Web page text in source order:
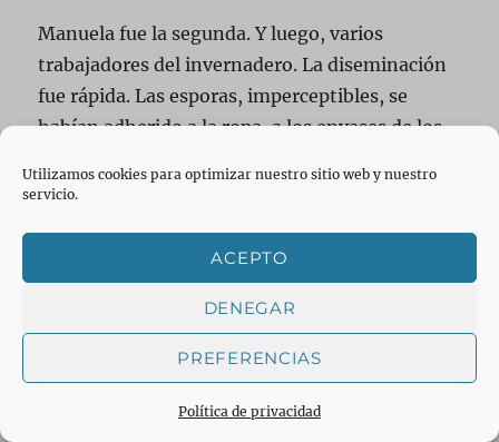
Utilizamos cookies para optimizar nuestro sitio web y nuestro
servicio.
ACEPTO
DENEGAR
PREFERENCIAS
Política de privacidad
Manuela fue la segunda. Y luego, varios
trabajadores del invernadero. La diseminación
fue rápida. Las esporas, imperceptibles, se
habían adherido a la ropa, a los envases de los
acondicionado de las casas y los vehículos.
La ciencia tardó semanas en conectar los
puntos: la secuencia genética del nuevo virus,
bautizado provisionalmente como
únicos detectados en los fluidos de los